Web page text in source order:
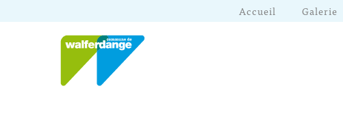
Accueil Galerie